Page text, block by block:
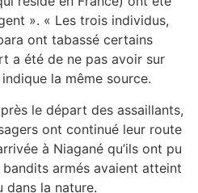
». « Les trois individus,
ont tabassé certains
a été de ne pas avoir sur
la même source.
le départ des assaillants,
ont continué leur route
à Niagané qu’ils ont pu
bandits armés avaient atteint
dans la nature.